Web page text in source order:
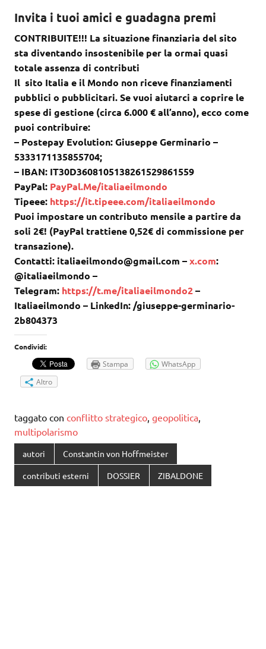
Invita i tuoi amici e guadagna premi
CONTRIBUITE!!! La situazione finanziaria del sito
sta diventando insostenibile per la ormai quasi
totale assenza di contributi
Il sito Italia e il Mondo non riceve finanziamenti
pubblici o pubblicitari. Se vuoi aiutarci a coprire le
spese di gestione (circa 6.000 € all’anno), ecco come
puoi contribuire:
– Postepay Evolution: Giuseppe Germinario –
5333171135855704;
– IBAN: IT30D3608105138261529861559
PayPal: PayPal.Me/italiaeilmondo
Tipeee: https://it.tipeee.com/italiaeilmondo
Puoi impostare un contributo mensile a partire da
soli 2€! (PayPal trattiene 0,52€ di commissione per
transazione).
Contatti: italiaeilmondo@gmail.com –x.com:
@italiaeilmondo –
Telegram: https://t.me/italiaeilmondo2–
Italiaeilmondo – LinkedIn: /giuseppe-germinario-
2b804373
Condividi:
Stampa
WhatsApp
Altro
taggato con conflitto strategico geopolitica
multipolarismo
autori Constantin von Hoffmeister
contributi esterni DOSSIER ZIBALDONE